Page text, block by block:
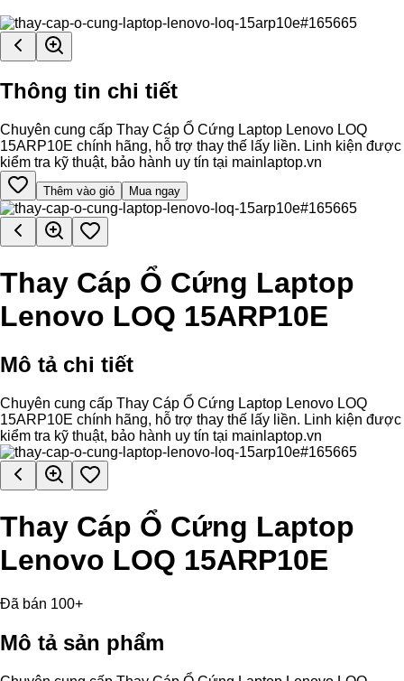
Thông tin chi tiết
Chuyên cung cấp Thay Cáp Ổ Cứng Laptop Lenovo LOQ
15ARP10E chính hãng, hỗ trợ thay thế lấy liền. Linh kiện được
kiểm tra kỹ thuật, bảo hành uy tín tại mainlaptop.vn
Thêm vào giỏ Mua ngay
Thay Cáp Ổ Cứng Laptop
Lenovo LOQ 15ARP10E
Mô tả chi tiết
Chuyên cung cấp Thay Cáp Ổ Cứng Laptop Lenovo LOQ
15ARP10E chính hãng, hỗ trợ thay thế lấy liền. Linh kiện được
kiểm tra kỹ thuật, bảo hành uy tín tại mainlaptop.vn
Thay Cáp Ổ Cứng Laptop
Lenovo LOQ 15ARP10E
Đã bán 100+
Mô tả sản phẩm